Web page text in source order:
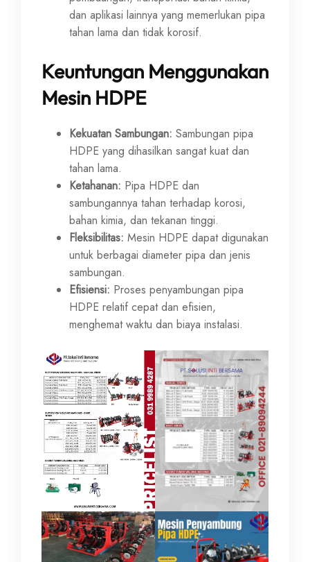
dan aplikasi lainnya yang memerlukan pipa
tahan lama dan tidak korosif.
Keuntungan Menggunakan
Mesin HDPE
Kekuatan Sambungan: Sambungan pipa
HDPE yang dihasilkan sangat kuat dan
tahan lama.
Ketahanan: Pipa HDPE dan
sambungannya tahan terhadap korosi,
bahan kimia, dan tekanan tinggi.
Fleksibilitas: Mesin HDPE dapat digunakan
untuk berbagai diameter pipa dan jenis
sambungan.
Efisiensi: Proses penyambungan pipa
HDPE relatif cepat dan efisien,
menghemat waktu dan biaya instalasi.